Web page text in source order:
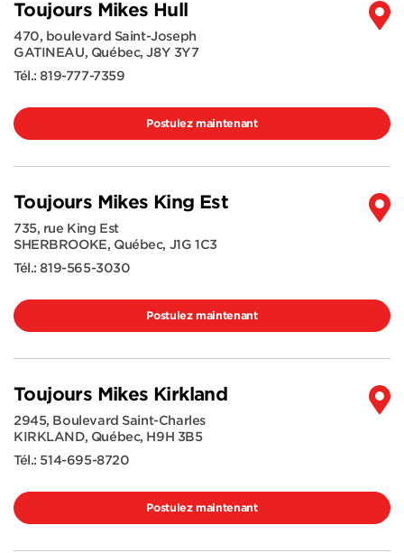
Toujours Mikes Hull
470, boulevard Saint-Joseph
GATINEAU, Québec,J8Y 3Y7
Tél.:819-777-7359
Postulez maintenant
Toujours Mikes King Est
735, rue King Est
SHERBROOKE, Québec, J1G 1C3
Tél.:819-565-3030
Postulez maintenant
Toujours Mikes Kirkland
2945, Boulevard Saint-Charles
KIRKLAND, Québec, H9H 3B5
Tél.: 514-695-8720
Postulez maintenant